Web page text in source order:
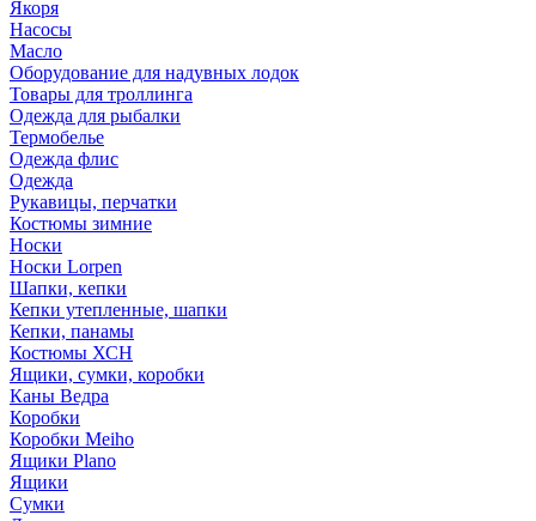
Якоря
Насосы
Масло
Оборудование для надувных лодок
Товары для троллинга
Одежда для рыбалки
Термобелье
Одежда флис
Одежда
Рукавицы, перчатки
Костюмы зимние
Носки
Носки Lorpen
Шапки, кепки
Кепки утепленные, шапки
Кепки, панамы
Костюмы ХСН
Ящики, сумки, коробки
Каны Ведра
Коробки
Коробки Meiho
Ящики Plano
Ящики
Сумки